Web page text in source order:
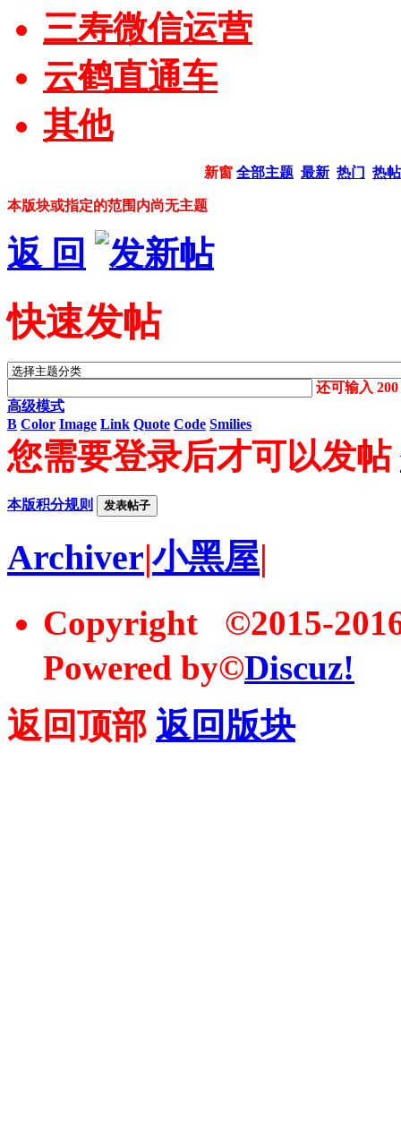
三寿微信运营
云鹤直通车
其他
新窗 全部主题 最新 热门 热帖
本版块或指定的范围内尚无主题
返 回
快速发帖
还可输入200
高级模式
B Color Image Link Quote Code Smilies
您需要登录后才可以发帖
本版积分规则 发表帖子
Archiver|小黑屋|
Copyright ©2015-
Powered by©Discuz!
返回顶部 返回版块